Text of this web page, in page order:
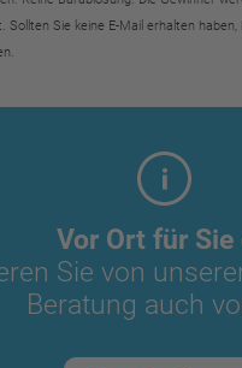
Sollten Sie keine E-Mail erhalten
Vor Ort für Sie
Sie von
Beratung auch